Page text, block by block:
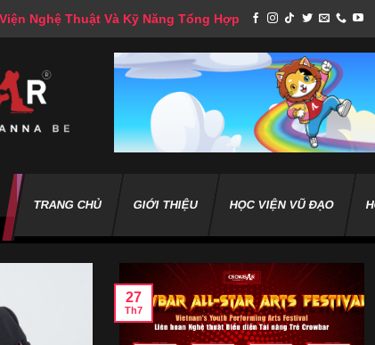
Nghệ Thuật Và Kỹ Năng Tổng Hợp
TRANG CHỦ GIỚI THIỆU HỌC VIỆN VŨ ĐẠO
27
Th7